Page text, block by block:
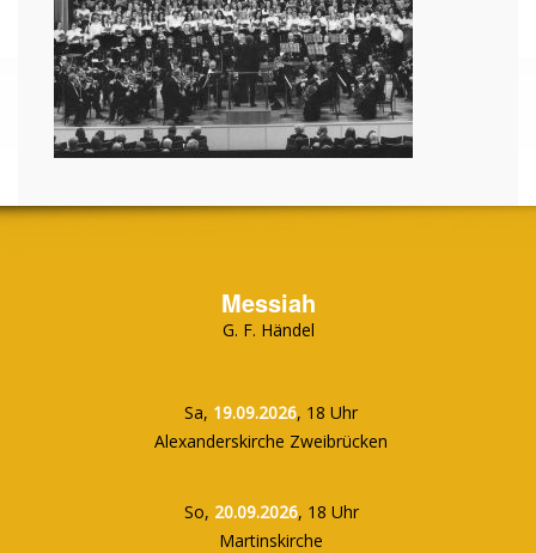
Messiah
G. F. Händel
Sa, 19.09.2026, 18 Uhr
Alexanderskirche Zweibrücken
So, 20.09.2026, 18 Uhr
Martinskirche